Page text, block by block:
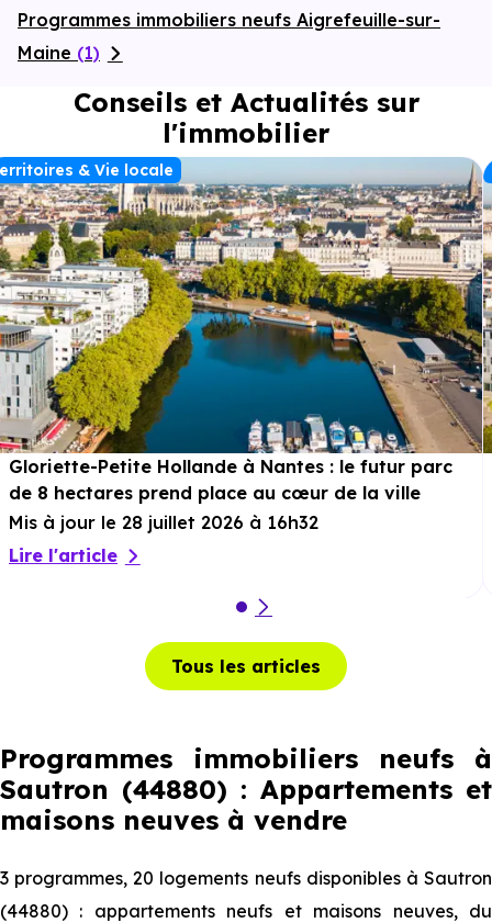
Programmes immobiliers neufs Aigrefeuille-sur-
Maine (1)
Conseils et Actualités sur
l'immobilier
& Vie locale
Gloriette-Petite Hollande à Nantes : le futur parc
de 8 hectares prend place au cœur de la ville
Mis à jour le 28 juillet 2026 à 16h32
Lire l'article
Tous les articles
Programmes immobiliers neufs à
Sautron (44880) : Appartements et
maisons neuves à vendre
3 programmes, 20 logements neufs disponibles à Sautron
(44880) : appartements neufs et maisons neuves, du